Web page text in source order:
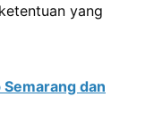
yang
dan